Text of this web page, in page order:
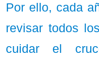
Por ello, cada
revisar todos
cuidar el